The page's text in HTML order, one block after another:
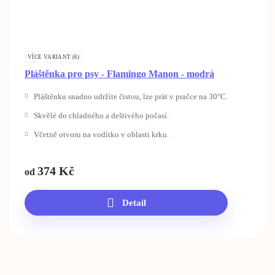
VÍCE VARIANT (6)
Pláštěnka pro psy - Flamingo Manon - modrá
Pláštěnku snadno udržíte čistou, lze prát v pračce na 30°C.
Skvělé do chladného a deštivého počasí.
Včetně otvoru na vodítko v oblasti krku.
od 374 Kč
Detail